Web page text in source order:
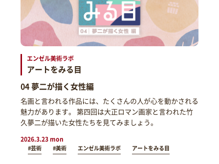
エンゼル美術ラボ
アートをみる目
04 夢二が描く女性編
名画と言われる作品には、たくさんの人が心を動かされる
魅力があります。 第四回は大正ロマン画家と言われた竹
久夢二が描いた女性たちを見てみましょう。
2026.3.23 mon
#芸術 #美術 エンゼル美術ラボ アートをみる目